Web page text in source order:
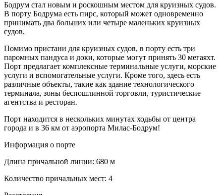
Бодрум стал новым и роскошным местом для круизных судов.
В порту Бодрума есть пирс, который может одновременно
принимать два больших или четыре маленьких круизных
судов.
Помимо пристани для круизных судов, в порту есть три
паромных пандуса и доки, которые могут принять 30 мегаяхт.
Порт предлагает комплексные терминальные услуги, морские
услуги и вспомогательные услуги. Кроме того, здесь есть
различные объекты, такие как здание технологического
терминала, зоны беспошлинной торговли, туристические
агентства и ресторан.
Порт находится в нескольких минутах ходьбы от центра
города и в 36 км от аэропорта Милас-Бодрум!
Информация о порте
Длина причальной линии: 680 м
Количество причальных мест: 4